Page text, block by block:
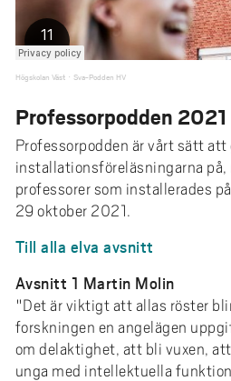
Högskolan Väst· Sva-Podden HV
Professorpodden 2021
Professorpodden är vårt sätt att
installationsföreläsningarna på,
professorer som installerades
29 oktober 2021.
Till alla elva avsnitt
Avsnitt 1 Martin Molin
"Det är viktigt att allas röster
forskningen en angelägen
om delaktighet, att bli vuxen,
unga med intellektuella